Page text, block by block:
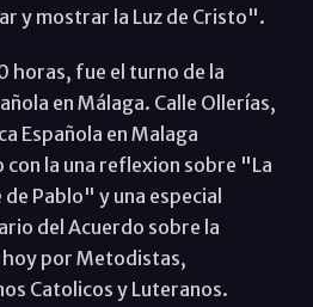
y mostrar la Luz de Cristo".
horas, fue el turno de la
en Málaga. Calle Ollerías,
Española en Malaga
la una reflexion sobre "La
Pablo" y una especial
del Acuerdo sobre la
por Metodistas,
Catolicos y Luteranos.